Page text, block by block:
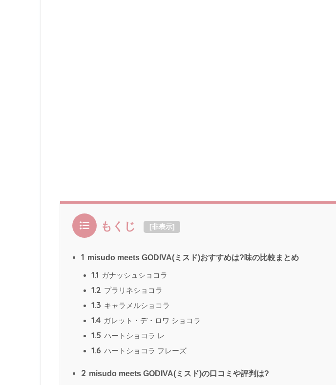
もくじ [非表示]
1 misudo meets GODIVA(ミスド)おすすめは?味の比較まとめ
1.1 ガナッシュショコラ
1.2 プラリネショコラ
1.3 キャラメルショコラ
1.4 ガレット・デ・ロワ ショコラ
1.5 ハートショコラ レ
1.6 ハートショコラ フレーズ
2 misudo meets GODIVA(ミスド)の口コミや評判は?